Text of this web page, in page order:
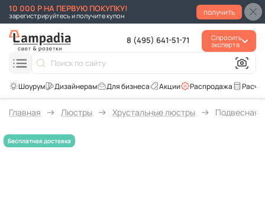
10 000 Р НА ПЕРВУЮ ПОКУПКУ!
зарегистрируйтесь и получите купон получить
8 (495) 641-51-71
Спросить
эксперта
Распродажа
Акции
Для бизнеса
Главная Люстры Хрустальные люстры Подвесная